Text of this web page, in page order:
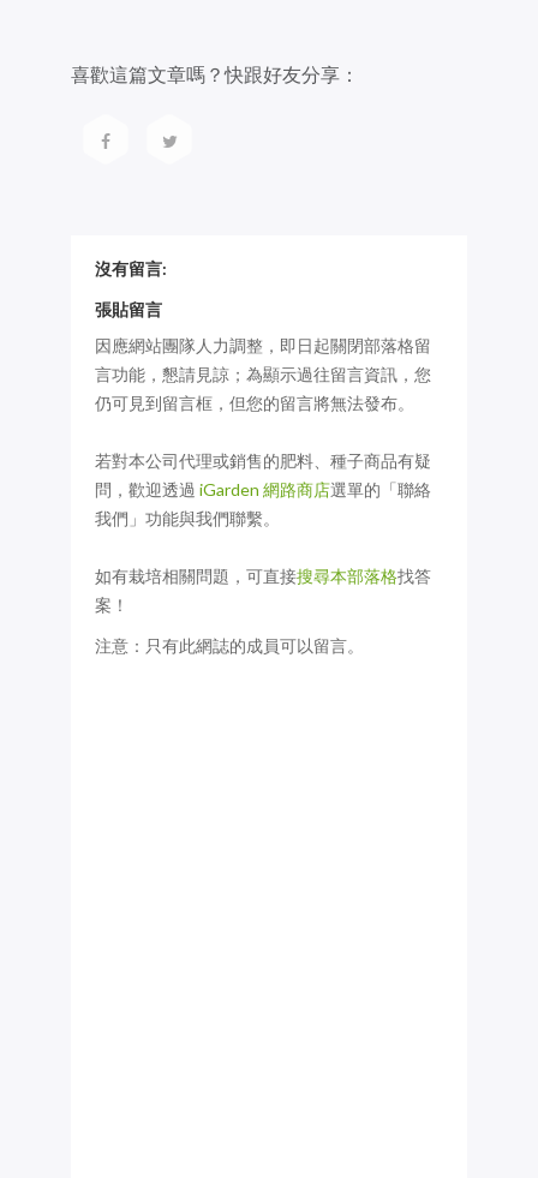
喜歡這篇文章嗎？快跟好友分享：
沒有留言:
張貼留言
因應網站團隊人力調整，即日起關閉部落格留
言功能，懇請見諒；為顯示過往留言資訊，您
仍可見到留言框，但您的留言將無法發布。
若對本公司代理或銷售的肥料、種子商品有疑
問，歡迎透過 iGarden 網路商店選單的「聯絡
我們」功能與我們聯繫。
如有栽培相關問題，可直接搜尋本部落格找答
案！
注意：只有此網誌的成員可以留言。